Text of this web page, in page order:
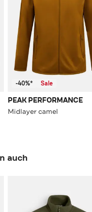
-40%* Sale
PEAK PERFORMANCE
Midlayer camel
auch